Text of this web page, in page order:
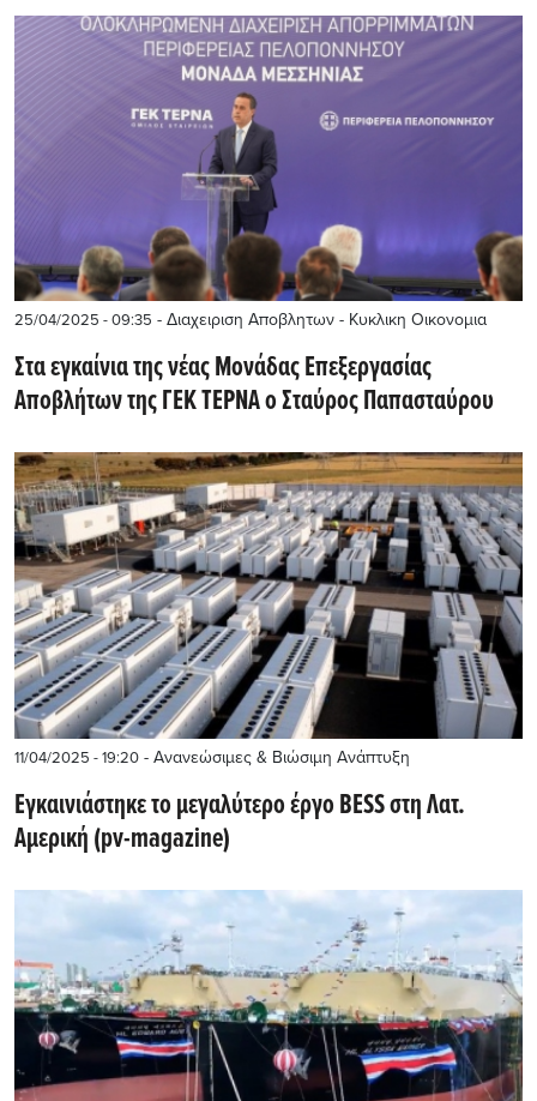
25/04/2025 - 09:35 - Διαχειριση Αποβλητων - Κυκλικη Οικονομια
Στα εγκαίνια της νέας Μονάδας Επεξεργασίας
Αποβλήτων της ΓΕΚ ΤΕΡΝΑ ο Σταύρος Παπασταύρου
11/04/2025 - 19:20 - Ανανεώσιμες & Βιώσιμη Ανάπτυξη
Εγκαινιάστηκε το μεγαλύτερο έργο BESS στη Λατ.
Αμερική (pv-magazine)